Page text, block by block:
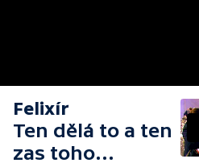
Felixír
Ten dělá to a ten
zas toho...